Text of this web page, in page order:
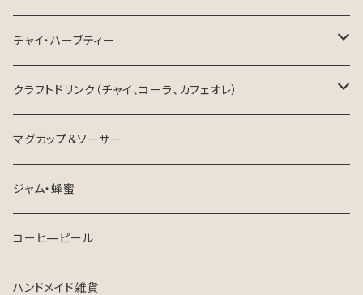
生豆
チャイ・ハーブティー
ハーブティー
チャイ
クラフトドリンク（チャイ、コーラ、カフェオレ）
東三河×ネパール
マグカップ＆ソーサー
ジャム・蜂蜜
コーヒ—ピール
ハンドメイド雑貨